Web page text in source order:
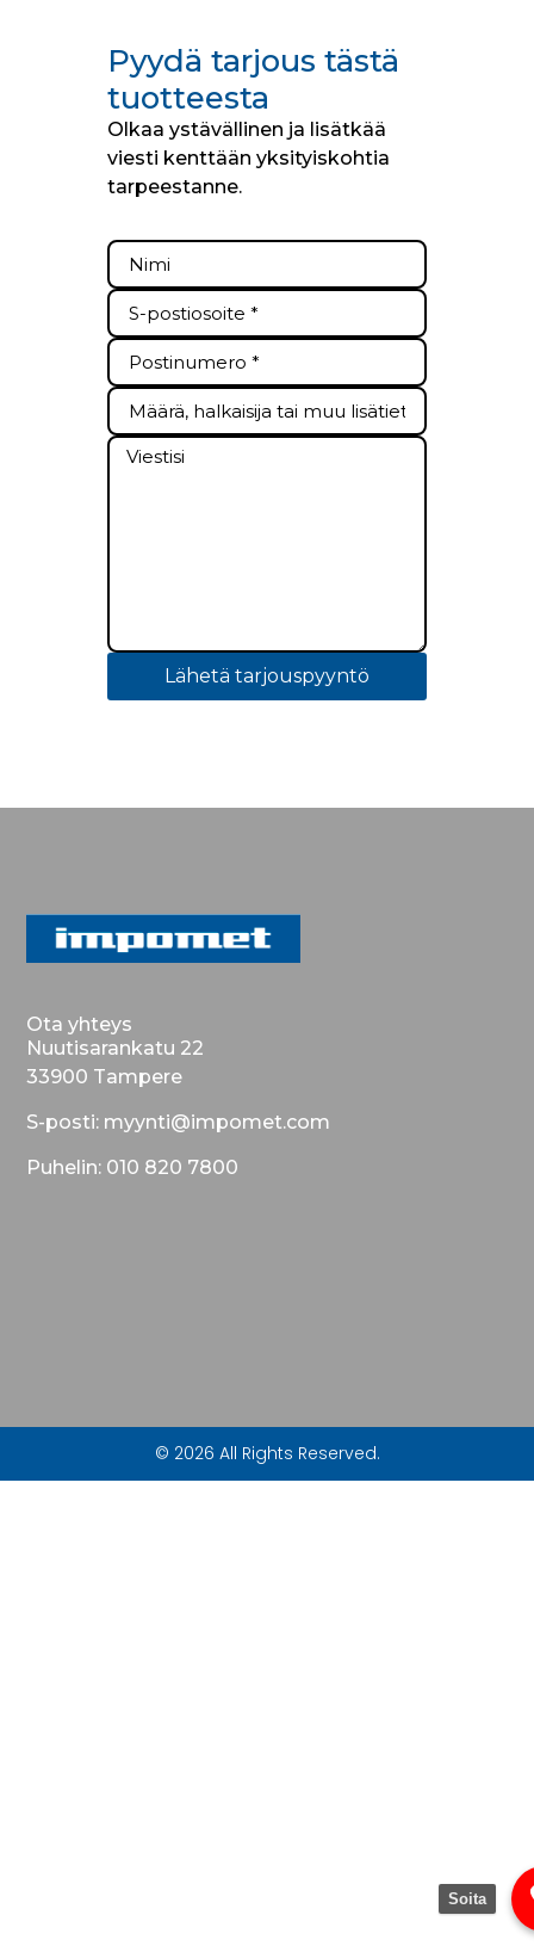
Pyydä tarjous tästä
tuotteesta
Olkaa ystävällinen ja lisätkää
viesti kenttään yksityiskohtia
tarpeestanne.
Lähetä tarjouspyyntö
Ota yhteys
Nuutisarankatu 22
33900 Tampere
S-posti: myynti@impomet.com
Puhelin: 010 820 7800
© 2026 All Rights Reserved.
Soita